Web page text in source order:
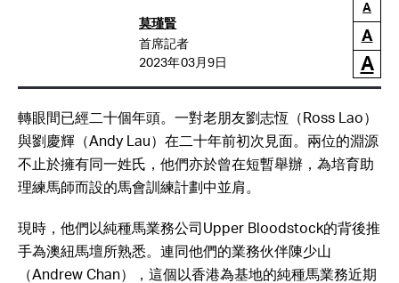
莫瑾賢
首席記者
2023年03月9日
A
A
A
轉眼間已經二十個年頭。一對老朋友劉志恆（Ross Lao）
與劉慶輝（Andy Lau）在二十年前初次見面。兩位的淵源
不止於擁有同一姓氏，他們亦於曾在短暫舉辦，為培育助
理練馬師而設的馬會訓練計劃中並肩。
現時，他們以純種馬業務公司Upper Bloodstock的背後推
手為澳紐馬壇所熟悉。連同他們的業務伙伴陳少山
（Andrew Chan），這個以香港為基地的純種馬業務近期